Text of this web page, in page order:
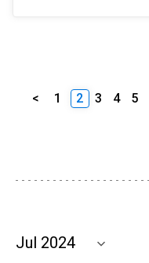
< 1 2 3 4 5